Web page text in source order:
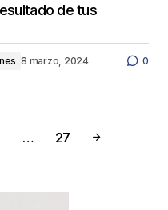
de tus
8 marzo, 2024 0
… 27